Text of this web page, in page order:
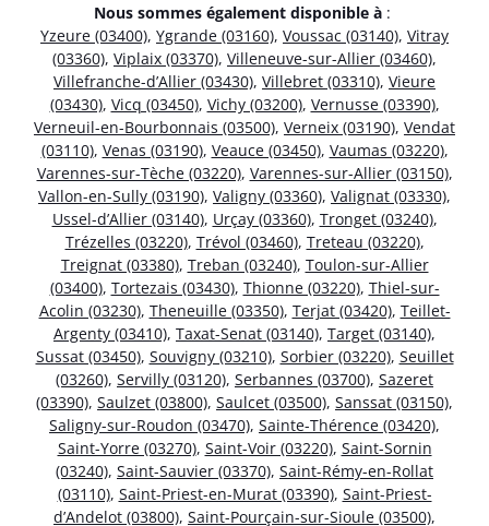
Nous sommes également disponible à :
Yzeure (03400), Ygrande (03160), Voussac (03140), Vitray
(03360), Viplaix (03370), Villeneuve-sur-Allier (03460),
Villefranche-d’Allier (03430), Villebret (03310), Vieure
(03430), Vicq (03450), Vichy (03200), Vernusse (03390),
Verneuil-en-Bourbonnais (03500), Verneix (03190), Vendat
(03110), Venas (03190), Veauce (03450), Vaumas (03220),
Varennes-sur-Tèche (03220), Varennes-sur-Allier (03150),
Vallon-en-Sully (03190), Valigny (03360), Valignat (03330),
Ussel-d’Allier (03140), Urçay (03360), Tronget (03240),
Trézelles (03220), Trévol (03460), Treteau (03220),
Treignat (03380), Treban (03240), Toulon-sur-Allier
(03400), Tortezais (03430), Thionne (03220), Thiel-sur-
Acolin (03230), Theneuille (03350), Terjat (03420), Teillet-
Argenty (03410), Taxat-Senat (03140), Target (03140),
Sussat (03450), Souvigny (03210), Sorbier (03220), Seuillet
(03260), Servilly (03120), Serbannes (03700), Sazeret
(03390), Saulzet (03800), Saulcet (03500), Sanssat (03150),
Saligny-sur-Roudon (03470), Sainte-Thérence (03420),
Saint-Yorre (03270), Saint-Voir (03220), Saint-Sornin
(03240), Saint-Sauvier (03370), Saint-Rémy-en-Rollat
(03110), Saint-Priest-en-Murat (03390), Saint-Priest-
d’Andelot (03800), Saint-Pourçain-sur-Sioule (03500),